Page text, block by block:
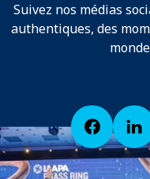
Suivez nos médias
authentiques, des